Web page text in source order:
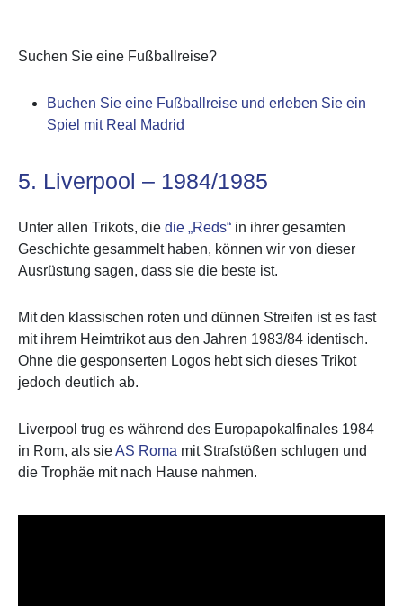
Suchen Sie eine Fußballreise?
Buchen Sie eine Fußballreise und erleben Sie ein
Spiel mit Real Madrid
5. Liverpool – 1984/1985
Unter allen Trikots, die die „Reds“ in ihrer gesamten
Geschichte gesammelt haben, können wir von dieser
Ausrüstung sagen, dass sie die beste ist.
Mit den klassischen roten und dünnen Streifen ist es fast
mit ihrem Heimtrikot aus den Jahren 1983/84 identisch.
Ohne die gesponserten Logos hebt sich dieses Trikot
jedoch deutlich ab.
Liverpool trug es während des Europapokalfinales 1984
in Rom, als sieAS Roma mit Strafstößen schlugen und
die Trophäe mit nach Hause nahmen.